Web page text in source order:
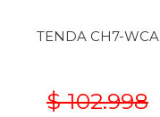
TENDA CH7-WCA
$ 102.998